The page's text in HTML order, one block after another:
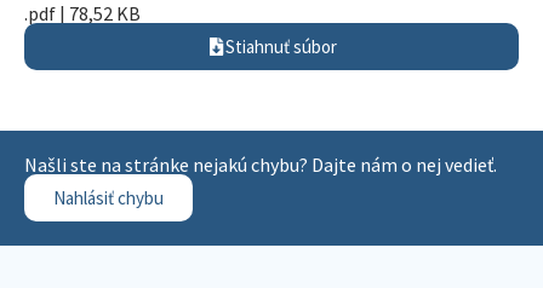
.pdf | 78,52 KB
Stiahnuť súbor
Našli ste na stránke nejakú chybu? Dajte nám o nej vedieť.
Nahlásiť chybu